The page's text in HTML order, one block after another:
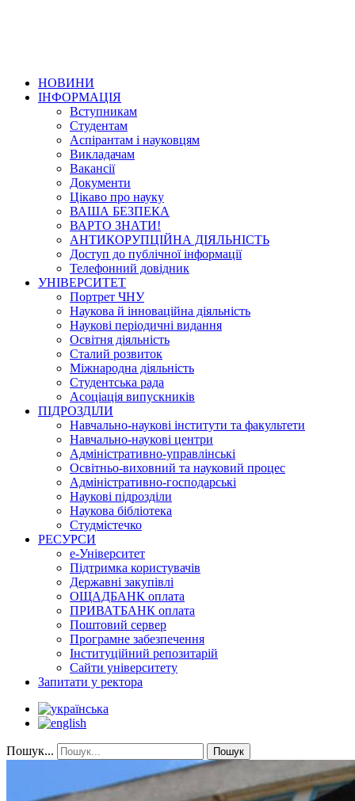
НОВИНИ
ІНФОРМАЦІЯ
Вступникам
Студентам
Аспірантам і науковцям
Викладачам
Вакансії
Документи
Цікаво про науку
ВАША БЕЗПЕКА
ВАРТО ЗНАТИ!
АНТИКОРУПЦІЙНА ДІЯЛЬНІСТЬ
Доступ до публічної інформації
Телефонний довідник
УНІВЕРСИТЕТ
Портрет ЧНУ
Наукова й інноваційна діяльність
Наукові періодичні видання
Освітня діяльність
Сталий розвиток
Міжнародна діяльність
Студентська рада
Асоціація випускників
ПІДРОЗДІЛИ
Навчально-наукові інститути та факультети
Навчально-наукові центри
Адміністративно-управлінські
Освітньо-виховний та науковий процес
Адміністративно-господарські
Наукові підрозділи
Наукова бібліотека
Студмістечко
РЕСУРСИ
е-Університет
Підтримка користувачів
Державні закупівлі
ОЩАДБАНК оплата
ПРИВАТБАНК оплата
Поштовий сервер
Програмне забезпечення
Інституційний репозитарій
Сайти університету
Запитати у ректора
Пошук... Пошук